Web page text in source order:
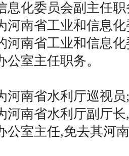
息化委员会副主任职
南省工业和信息化
南省工业和信息化
室主任职务。
南省水利厅巡视员;
南省水利厅副厅长,
公室主任,免去其河